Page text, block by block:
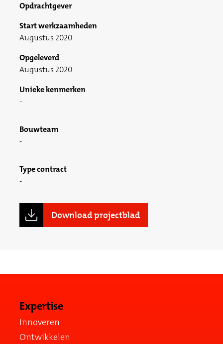
Opdrachtgever
Start werkzaamheden
Augustus 2020
Opgeleverd
Augustus 2020
Unieke kenmerken
Bouwteam
Type contract
Download projectblad
Expertise
Innoveren
Ontwikkelen